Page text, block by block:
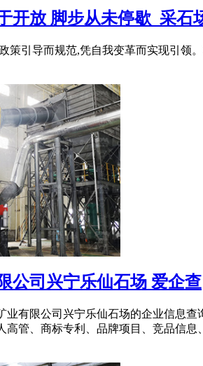
开放 脚步从未停歇_采石
策引导而规范,凭自我变革而实现引领
公司兴宁乐仙石场 爱企查
业有限公司兴宁乐仙石场的企业信息
高管、商标专利、品牌项目、竞品信